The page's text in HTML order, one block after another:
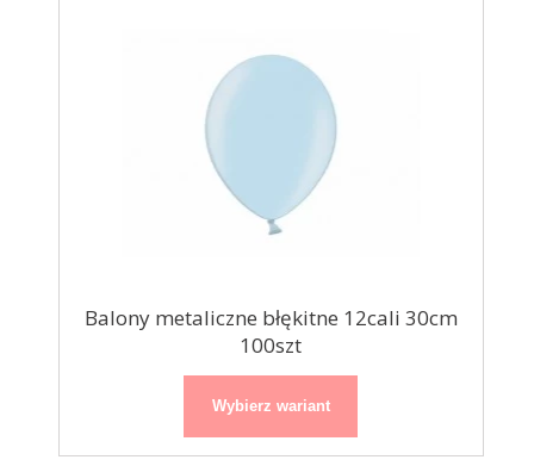
Balony metaliczne błękitne 12cali 30cm
100szt
Wybierz wariant